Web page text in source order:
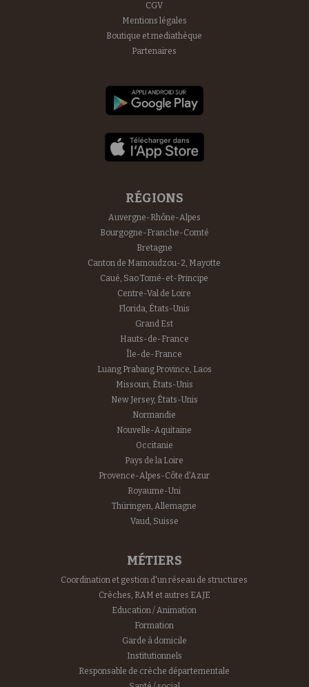
CGV
Mentions légales
Boutique et mediathèque
Partenaires
RÉGIONS
Auvergne-Rhône-Alpes
Bourgogne-Franche-Comté
Bretagne
Canton de Mamoudzou-2, Mayotte
Caué, Sao Tomé-et-Principe
Centre-Val de Loire
Florida, États-Unis
Grand Est
Hauts-de-France
Île-de-France
Luang Prabang Province, Laos
Missouri, États-Unis
New Jersey, États-Unis
Normandie
Nouvelle-Aquitaine
Occitanie
Pays de la Loire
Provence-Alpes-Côte d'Azur
Royaume-Uni
Thüringen, Allemagne
Vaud, Suisse
MÉTIERS
Coordination et gestion d'un réseau de structures
Crèches, RAM et autres EAJE
Education / Animation
Formation
Garde à domicile
Institutionnels
Responsable de crèche départementale